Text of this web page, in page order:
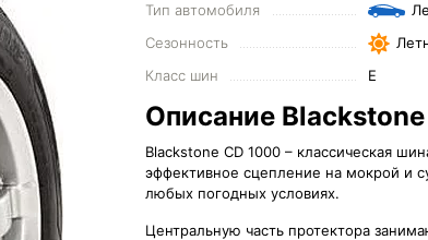
Тип автомобиля
Сезонность
Класс шин
E
Описание
Blackstone CD 1000 – классическая
эффективное сцепление на мокрой и
любых погодных условиях.
Центральную часть протектора